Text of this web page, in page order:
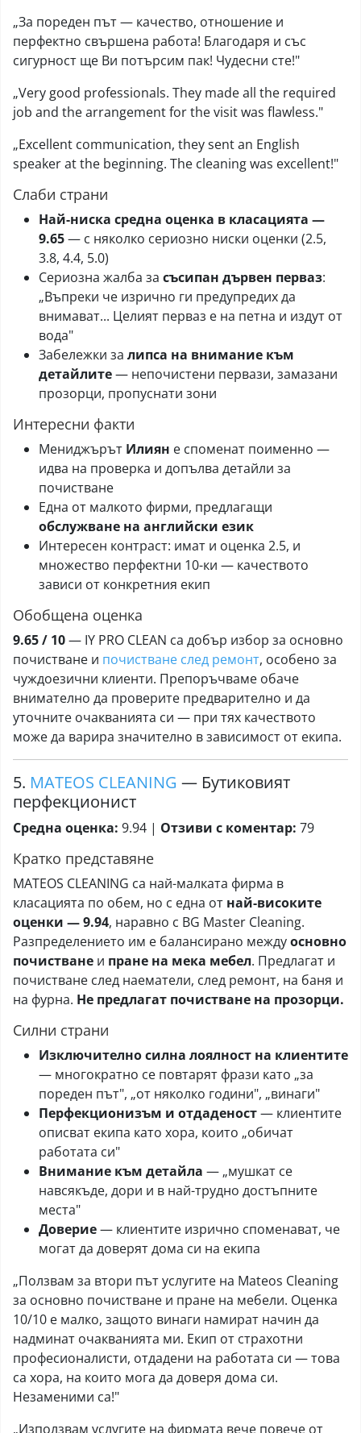
„За пореден път — качество, отношение и
перфектно свършена работа! Благодаря и със
сигурност ще Ви потърсим пак! Чудесни сте!"
„Very good professionals. They made all the required
job and the arrangement for the visit was flawless."
„Excellent communication, they sent an English
speaker at the beginning. The cleaning was excellent!"
Слаби страни
Най-ниска средна оценка в класацията —
9.65— с няколко сериозно ниски оценки (2.5,
3.8, 4.4, 5.0)
Сериозна жалба за съсипан дървен перваз:
„Въпреки че изрично ги предупредих да
внимават... Целият перваз е на петна и издут от
вода"
Забележки за липса на внимание към
детайлите— непочистени первази, замазани
прозорци, пропуснати зони
Интересни факти
Мениджърът Илиян е споменат поименно —
идва на проверка и допълва детайли за
почистване
Една от малкото фирми, предлагащи
обслужване на английски език
Интересен контраст: имат и оценка 2.5, и
множество перфектни 10-ки — качеството
зависи от конкретния екип
Обобщена оценка
9.65 / 10— IY PRO CLEAN са добър избор за основно
почистване и почистване след ремонт, особено за
чуждоезични клиенти. Препоръчваме обаче
внимателно да проверите предварително и да
уточните очакванията си — при тях качеството
може да варира значително в зависимост от екипа.
5. MATEOS CLEANING — Бутиковият
перфекционист
Средна оценка: 9.94 | Отзиви с коментар: 79
Кратко представяне
MATEOS CLEANING са най-малката фирма в
класацията по обем, но с една от най-високите
оценки — 9.94, наравно с BG Master Cleaning.
Разпределението им е балансирано междуосновно
почистване и пране на мека мебел. Предлагат и
почистване след наематели, след ремонт, на баня и
на фурна. Не предлагат почистване на прозорци.
Силни страни
Изключително силна лоялност на клиентите
— многократно се повтарят фрази като „за
пореден път", „от няколко години", „винаги"
Перфекционизъм и отдаденост— клиентите
описват екипа като хора, които „обичат
работата си"
Внимание към детайла — „мушкат се
навсякъде, дори и в най-трудно достъпните
места"
Доверие— клиентите изрично споменават, че
могат да доверят дома си на екипа
„Ползвам за втори път услугите на Mateos Cleaning
за основно почистване и пране на мебели. Оценка
10/10 е малко, защото винаги намират начин да
надминат очакванията ми. Екип от страхотни
професионалисти, отдадени на работата си — това
са хора, на които мога да доверя дома си.
Незаменими са!"
„Използвам услугите на фирмата вече повече от